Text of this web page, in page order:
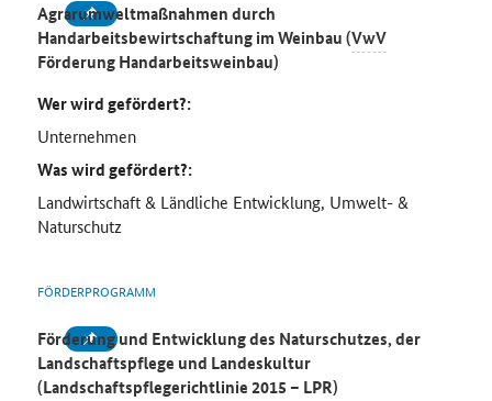
Agrarumweltmaßnahmen durch
Handarbeitsbewirtschaftung im Weinbau (VwV
Förderung Handarbeitsweinbau)
Wer wird gefördert?:
Unternehmen
Was wird gefördert?:
Landwirtschaft & Ländliche Entwicklung, Umwelt- &
Naturschutz
FÖRDERPROGRAMM
Förderung und Entwicklung des Naturschutzes, der
Landschaftspflege und Landeskultur
(Landschaftspflegerichtlinie 2015 – LPR)